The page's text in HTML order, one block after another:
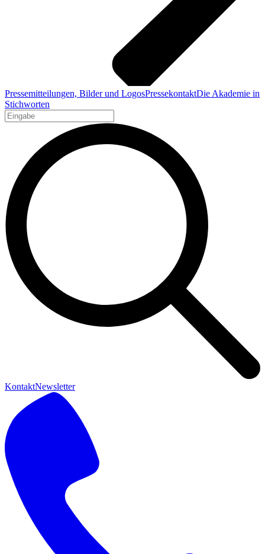
Pressemitteilungen, Bilder und LogosPressekontaktDie Akademie in
Stichworten
KontaktNewsletter